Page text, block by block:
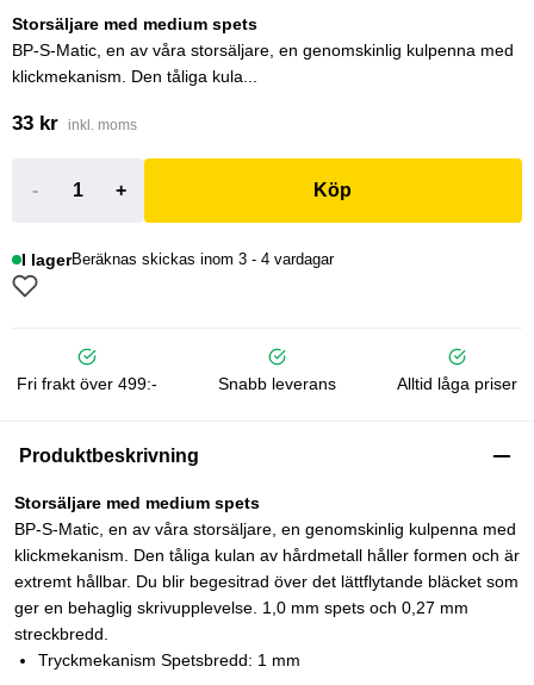
Storsäljare med medium spets
BP-S-Matic, en av våra storsäljare, en genomskinlig kulpenna med
klickmekanism. Den tåliga kula...
33 kr inkl. moms
- + Köp
I lagerBeräknas skickas inom 3 - 4 vardagar
Fri frakt över 499:- Snabb leverans Alltid låga priser
Produktbeskrivning
Storsäljare med medium spets
BP-S-Matic, en av våra storsäljare, en genomskinlig kulpenna med
klickmekanism. Den tåliga kulan av hårdmetall håller formen och är
extremt hållbar. Du blir begesitrad över det lättflytande bläcket som
ger en behaglig skrivupplevelse. 1,0 mm spets och 0,27 mm
streckbredd.
Tryckmekanism Spetsbredd: 1 mm